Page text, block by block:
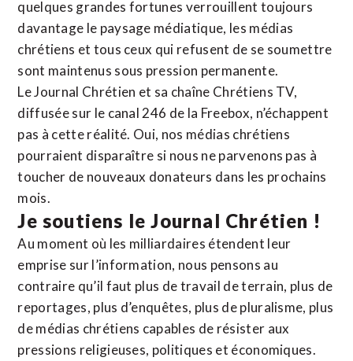
quelques grandes fortunes verrouillent toujours
davantage le paysage médiatique, les médias
chrétiens et tous ceux qui refusent de se soumettre
sont maintenus sous pression permanente.
Le Journal Chrétien et sa chaîne Chrétiens TV,
diffusée sur le canal 246 de la Freebox, n’échappent
pas à cette réalité. Oui, nos médias chrétiens
pourraient disparaître si nous ne parvenons pas à
toucher de nouveaux donateurs dans les prochains
mois.
Je soutiens le Journal Chrétien !
Au moment où les milliardaires étendent leur
emprise sur l’information, nous pensons au
contraire qu’il faut plus de travail de terrain, plus de
reportages, plus d’enquêtes, plus de pluralisme, plus
de médias chrétiens capables de résister aux
pressions religieuses, politiques et économiques.